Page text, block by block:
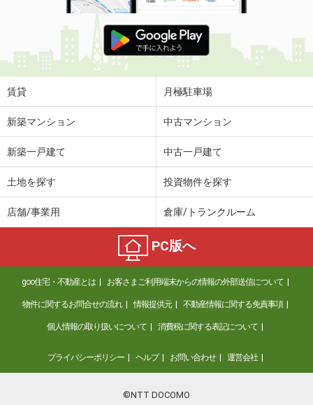
賃貸 月極駐車場
新築マンション 中古マンション
新築一戸建て 中古一戸建て
土地を探す 投資物件を探す
店舗/事業用 倉庫/トランクルーム
PC版へ
goo住宅・不動産とは お客さまご利用端末からの情報の外部送信について
物件に関するお問合せの流れ 情報提供元 不動産情報に関する免責事項
個人情報の取り扱いについて 消費税に関する表記について
プライバシーポリシー ヘルプ お問い合わせ 運営会社
©NTT DOCOMO